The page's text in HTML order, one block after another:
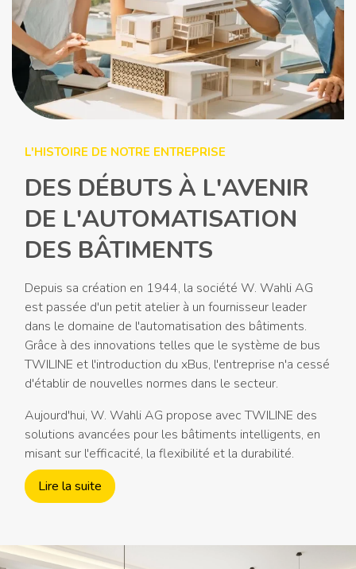
L'HISTOIRE DE NOTRE ENTREPRISE
DES DÉBUTS À L'AVENIR
DE L'AUTOMATISATION
DES BÂTIMENTS
Depuis sa création en 1944, la société W. Wahli AG
est passée d'un petit atelier à un fournisseur leader
dans le domaine de l'automatisation des bâtiments.
Grâce à des innovations telles que le système de bus
TWILINE et l'introduction du xBus, l'entreprise n'a cessé
d'établir de nouvelles normes dans le secteur.
Aujourd'hui, W. Wahli AG propose avec TWILINE des
solutions avancées pour les bâtiments intelligents, en
misant sur l'efficacité, la flexibilité et la durabilité.
Lire la suite